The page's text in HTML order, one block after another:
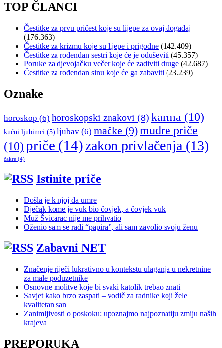
TOP ČLANCI
Čestitke za prvu pričest koje su lijepe za ovaj događaj
(176.363)
Čestitke za krizmu koje su lijepe i prigodne (142.409)
Čestitke za rođendan sestri koje će je oduševiti (45.357)
Poruke za djevojačku večer koje će zadiviti druge (42.687)
Čestitke za rođendan sinu koje će ga zabaviti (23.239)
Oznake
horoskop (6) horoskopski znakovi (8) karma (10)
kućni ljubimci (5) ljubav (6) mačke (9)mudre priče
(10)priče (14)zakon privlačenja (13)
čakre (4)
Istinite priče
Došla je k njoj da umre
Dječak kome je vuk bio čovjek, a čovjek vuk
Muž Švicarac nije me prihvatio
Oženio sam se radi “papira”, ali sam zavolio svoju ženu
Zabavni NET
Značenje riječi lukrativno u kontekstu ulaganja u nekretnine
za male poduzetnike
Osnovne molitve koje bi svaki katolik trebao znati
Savjet kako brzo zaspati – vodič za radnike koji žele
kvalitetan san
Zanimljivosti o poskoku: upoznajmo najpoznatiju zmiju naših
krajeva
PREPORUKA